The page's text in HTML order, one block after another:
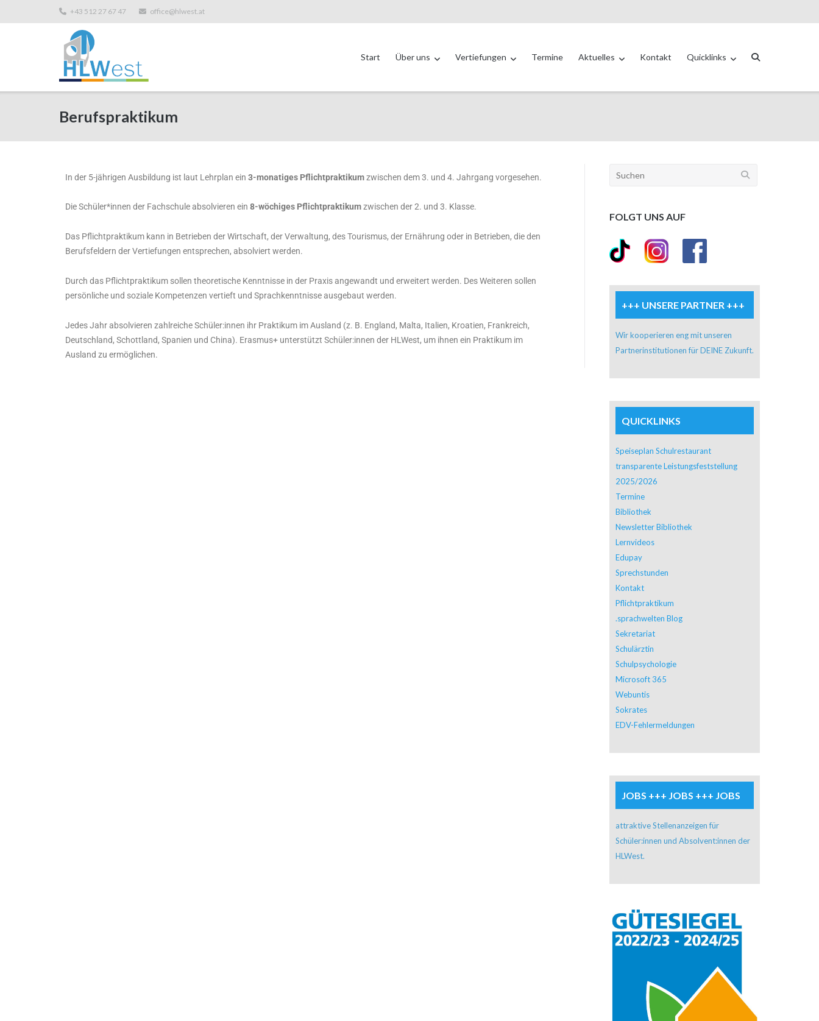
+43 512 27 67 47 office@hlwest.at
Start Über uns Vertiefungen Termine Aktuelles Kontakt Quicklinks
Berufspraktikum
In der 5-jährigen Ausbildung ist laut Lehrplan ein 3-monatiges Pflichtpraktikumzwischen dem 3. und 4. Jahrgang vorgesehen.
Die Schüler*innen der Fachschule absolvieren ein 8-wöchiges Pflichtpraktikumzwischen der 2. und 3. Klasse.
Das Pflichtpraktikum kann in Betrieben der Wirtschaft, der Verwaltung, des Tourismus, der Ernährung oder in Betrieben, die den
Berufsfeldern der Vertiefungen entsprechen, absolviert werden.
Durch das Pflichtpraktikum sollen theoretische Kenntnisse in der Praxis angewandt und erweitert werden. Des Weiteren sollen
persönliche und soziale Kompetenzen vertieft und Sprachkenntnisse ausgebaut werden.
Jedes Jahr absolvieren zahlreiche Schüler:innen ihr Praktikum im Ausland (z. B. England, Malta, Italien, Kroatien, Frankreich,
Deutschland, Schottland, Spanien und China). Erasmus+ unterstützt Schüler:innen der HLWest, um ihnen ein Praktikum im
Ausland zu ermöglichen.
FOLGT UNS AUF
+++ UNSERE PARTNER +++
Wir kooperieren eng mit unseren
Partnerinstitutionen für DEINE Zukunft.
QUICKLINKS
Speiseplan Schulrestaurant
transparente Leistungsfeststellung
2025/2026
Termine
Bibliothek
Newsletter Bibliothek
Lernvideos
Edupay
Sprechstunden
Kontakt
Pflichtpraktikum
.sprachwelten Blog
Sekretariat
Schulärztin
Schulpsychologie
Microsoft 365
Webuntis
Sokrates
EDV-Fehlermeldungen
JOBS +++ JOBS +++ JOBS
attraktive Stellenanzeigen für
Schüler:innen und Absolvent:innen der
HLWest.